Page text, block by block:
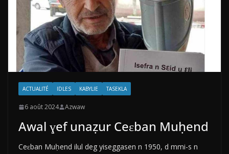
ACTUALITÉ IDLES KABYLIE TASEKLA
6 août 2024 Azwaw
Awal ɣef unaẓur Ceɛban Muḥend
Ceɛban Muḥend ilul deg yiseggasen n 1950, d mmi-s n